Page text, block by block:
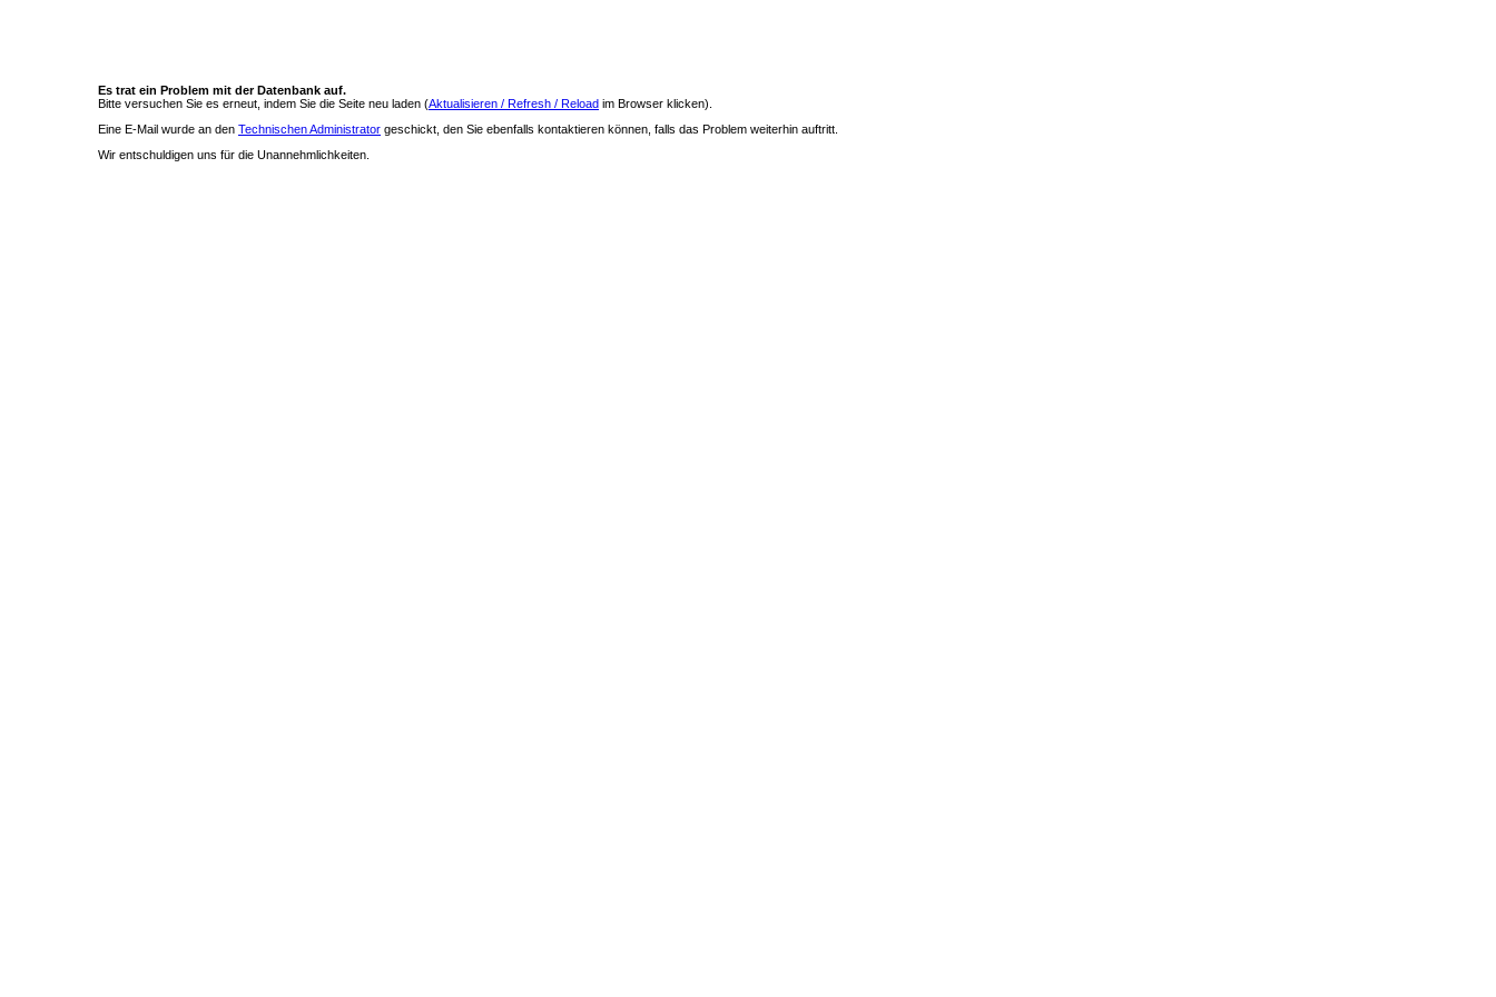
Es trat ein Problem mit der Datenbank auf.
Bitte versuchen Sie es erneut, indem Sie die Seite neu laden (Aktualisieren / Refresh / Reload im Browser klicken).
Eine E-Mail wurde an den Technischen Administrator geschickt, den Sie ebenfalls kontaktieren können, falls das Problem weiterhin auftritt.
Wir entschuldigen uns für die Unannehmlichkeiten.